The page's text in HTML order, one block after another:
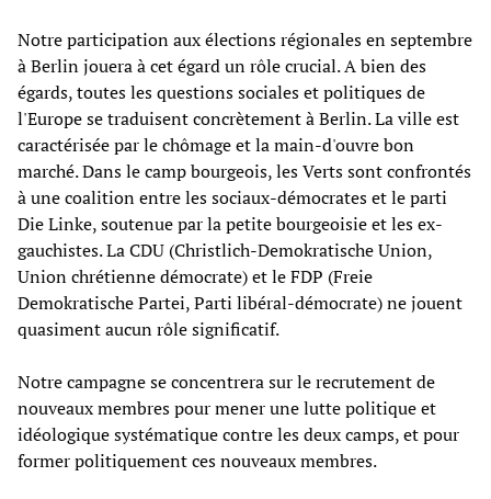
Notre participation aux élections régionales en septembre
à Berlin jouera à cet égard un rôle crucial. A bien des
égards, toutes les questions sociales et politiques de
l'Europe se traduisent concrètement à Berlin. La ville est
caractérisée par le chômage et la main-d'ouvre bon
marché. Dans le camp bourgeois, les Verts sont confrontés
à une coalition entre les sociaux-démocrates et le parti
Die Linke, soutenue par la petite bourgeoisie et les ex-
gauchistes. La CDU (Christlich-Demokratische Union,
Union chrétienne démocrate) et le FDP (Freie
Demokratische Partei, Parti libéral-démocrate) ne jouent
quasiment aucun rôle significatif.
Notre campagne se concentrera sur le recrutement de
nouveaux membres pour mener une lutte politique et
idéologique systématique contre les deux camps, et pour
former politiquement ces nouveaux membres.